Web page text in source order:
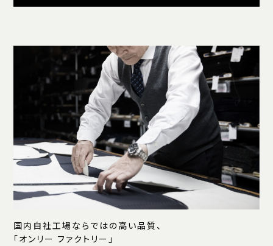
国内自社工場ならではの高い品質、
「オンリー ファクトリー」